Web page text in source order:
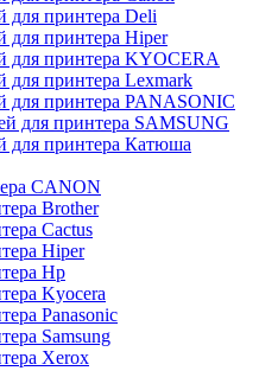
для принтера Deli
для принтера Hiper
для принтера KYOCERA
для принтера Lexmark
для принтера PANASONIC
для принтера SAMSUNG
для принтера Катюша
CANON
Brother
Cactus
Hiper
Hp
Kyocera
Panasonic
Samsung
Xerox